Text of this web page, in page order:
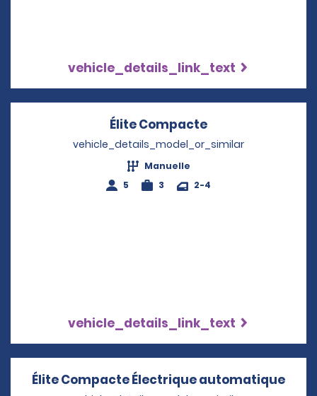
vehicle_details_link_text
Élite Compacte
vehicle_details_model_or_similar
Manuelle
5
3 2-4
vehicle_details_link_text
Élite Compacte Électrique automatique